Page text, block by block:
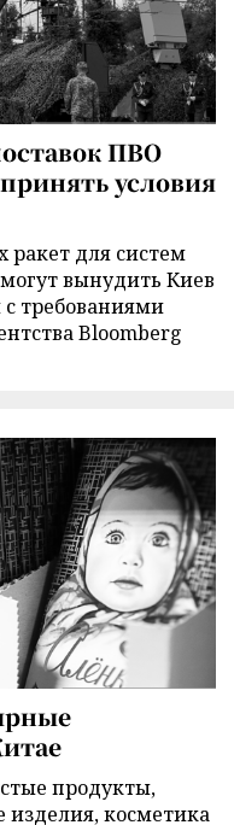
ПВО
условия
ракет для систем
вынудить Киев
с требованиями
Bloomberg
продукты,
изделия, косметика